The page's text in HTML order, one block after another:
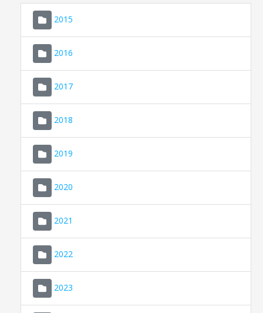
2015
2016
2017
2018
2019
2020
2021
2022
2023